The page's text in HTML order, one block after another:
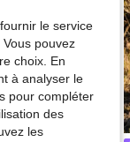
le service
pouvez
choix. En
à analyser le
pour compléter
des
les